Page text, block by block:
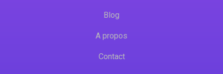
Blog
A propos
Contact